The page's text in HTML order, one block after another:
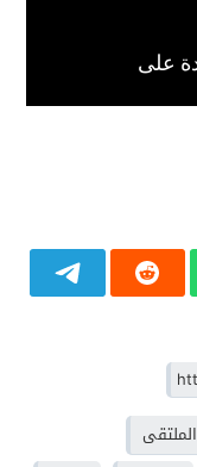
الملتقى